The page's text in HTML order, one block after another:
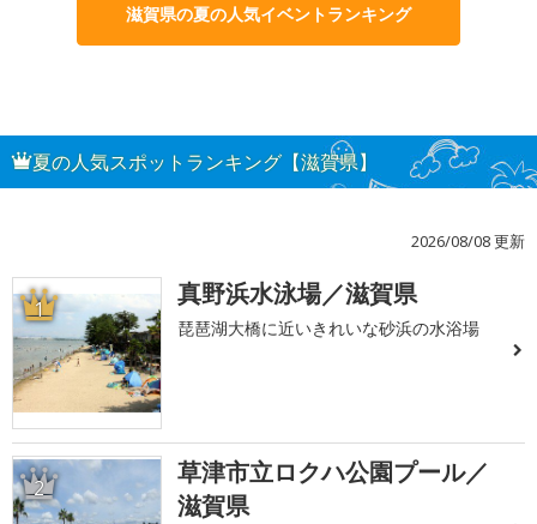
滋賀県の夏の人気イベントランキング
夏の人気スポットランキング【滋賀県】
2026/08/08 更新
1 真野浜水泳場／滋賀県
琵琶湖大橋に近いきれいな砂浜の水浴場
2
草津市立ロクハ公園プール／
滋賀県